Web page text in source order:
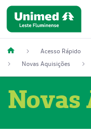
Acesso Rápido
Novas Aquisições
Novas